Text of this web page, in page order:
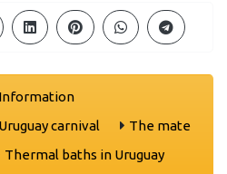
Information
Uruguay carnival
The mate
Thermal baths in Uruguay